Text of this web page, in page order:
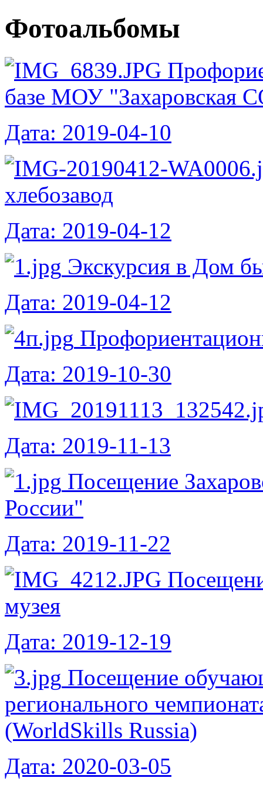
Фотоальбомы
базе МОУ "Захаровская
Дата: 2019-04-10
хлебозавод
Дата: 2019-04-12
Экскурсия в Дом
Дата: 2019-04-12
Дата: 2019-10-30
Дата: 2019-11-13
Посещение
России"
Дата: 2019-11-22
музея
Дата: 2019-12-19
Посещение
регионального
(WorldSkills Russia)
Дата: 2020-03-05